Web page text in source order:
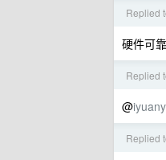
Replied
硬件可
Replied
@
Replied